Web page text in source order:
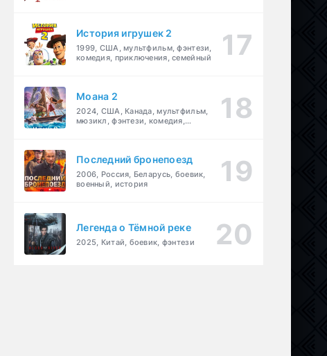
История игрушек 2
1999, США, мультфильм, фэнтези,
комедия, приключения, семейный
Моана 2
2024, США, Канада, мультфильм,
мюзикл, фэнтези, комедия,
Последний бронепоезд
2006, Россия, Беларусь, боевик,
военный, история
Легенда о Тёмной реке
2025, Китай, боевик, фэнтези